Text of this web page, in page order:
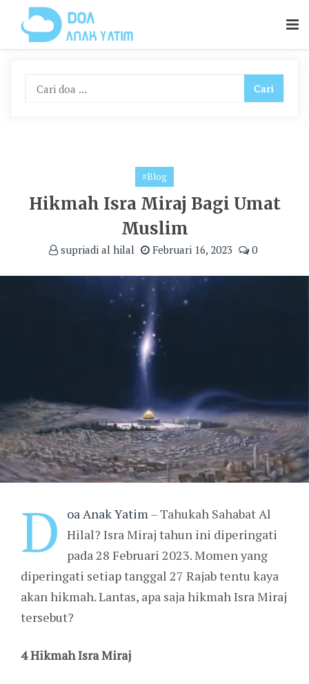
Content
#Blog
Hikmah Isra Miraj Bagi Umat
Muslim
supriadi al hilal Februari 16, 2023 0
D oa Anak Yatim– Tahukah Sahabat Al
Hilal? Isra Miraj tahun ini diperingati
pada 28 Februari 2023. Momen yang
diperingati setiap tanggal 27 Rajab tentu kaya
akan hikmah. Lantas, apa saja hikmah Isra Miraj
tersebut?
4 Hikmah Isra Miraj